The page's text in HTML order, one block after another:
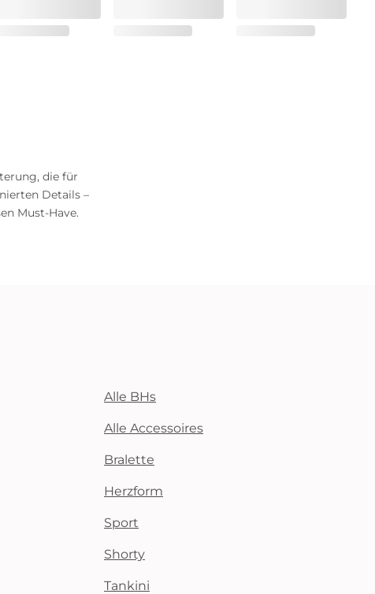
die für
Details –
Must-Have.
Alle BHs
Alle Accessoires
Bralette
Herzform
Sport
Shorty
Tankini